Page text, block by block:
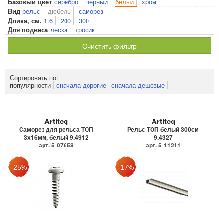
Базовый цвет
Вид рельс дюбель саморез
Длина, см. 1.6 200 300
Для подвеса леска тросик
Очистить фильтр
Сортировать по:
популярности сначала дорогие сначала дешевые
Artiteq
Саморез для рельса ТОП
3х16мм, белый 9.4912
арт. 5-07658
Artiteq
Рельс ТОП белый 300см
9.4327
арт. 5-11211